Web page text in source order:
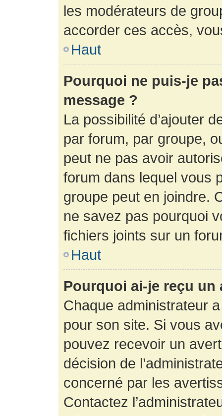
les modérateurs de
accorder ces accès,
Haut
Pourquoi ne puis-je
message ?
La possibilité d’ajouter
par forum, par groupe,
peut ne pas avoir
forum dans lequel vous
groupe peut en joindre.
ne savez pas pourquoi
fichiers joints sur un
Haut
Pourquoi ai-je reçu un
Chaque administrateur
pour son site. Si vous
pouvez recevoir un
décision de
concerné par les
Contactez